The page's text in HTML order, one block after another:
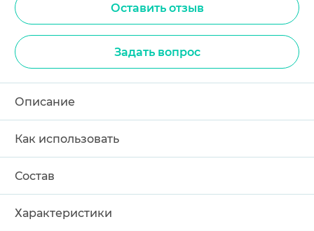
Оставить отзыв
Задать вопрос
Описание
Как использовать
Состав
Характеристики